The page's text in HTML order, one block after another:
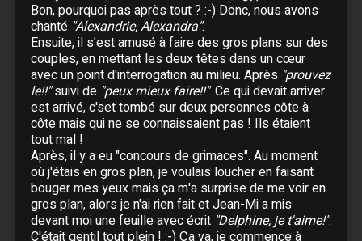
20 Novembre :Lille- Zénith
21 Novembre :Lille- Zénith
22 Novembre : Lille- Zénith
24 Novembre :Metz
25 Novembre :Genève - Arena
26 Novembre : Genève- Arena
27 Novembre :
28 Novembre :Lyon - Halle Tony Garnier
30 Novembre :Douai
Décembre
Bon, pourquoi pas après tout ? :-) Donc, nous avons
chanté "Alexandrie, Alexandra".
Ensuite, il s'est amusé à faire des gros plans sur des
couples, en mettant les deux têtes dans un cœur
avec un point d'interrogation au milieu. Après "prouvez
le!!"suivi de "peux mieux faire!!". Ce qui devait arriver
est arrivé, c'set tombé sur deux personnes côte à
côte mais qui ne se connaissaient pas ! Ils étaient
tout mal !
Après, il y a eu "concours de grimaces". Au moment
où j'étais en gros plan, je voulais loucher en faisant
bouger mes yeux mais ça m'a surprise de me voir en
gros plan, alors je n'ai rien fait et Jean-Mi a mis
devant moi une feuille avec écrit "Delphine, je t'aime!".